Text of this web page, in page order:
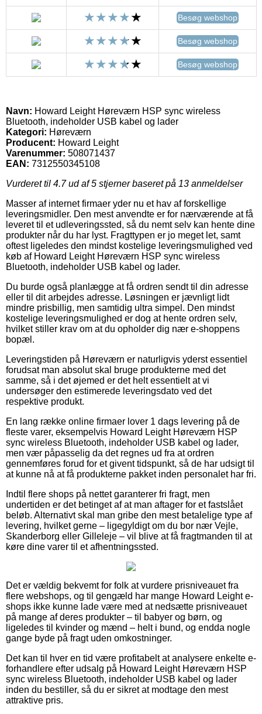
Besøg webshop
Besøg webshop
Besøg webshop
Navn: Howard Leight Høreværn HSP sync wireless
Bluetooth, indeholder USB kabel og lader
Kategori: Høreværn
Producent: Howard Leight
Varenummer: 508071437
EAN: 7312550345108
Vurderet til 4.7ud af 5 stjerner baseret på 13 anmeldelser
Masser af internet firmaer yder nu et hav af forskellige
leveringsmidler. Den mest anvendte er for nærværende at få
leveret til et udleveringssted, så du nemt selv kan hente dine
produkter når du har lyst. Fragttypen er jo meget let, samt
oftest ligeledes den mindst kostelige leveringsmulighed ved
køb af Howard Leight Høreværn HSP sync wireless
Bluetooth, indeholder USB kabel og lader.
Du burde også planlægge at få ordren sendt til din adresse
eller til dit arbejdes adresse. Løsningen er jævnligt lidt
mindre prisbillig, men samtidig ultra simpel. Den mindst
kostelige leveringsmulighed er dog at hente ordren selv,
hvilket stiller krav om at du opholder dig nær e-shoppens
bopæl.
Leveringstiden på Høreværn er naturligvis yderst essentiel
forudsat man absolut skal bruge produkterne med det
samme, så i det øjemed er det helt essentielt at vi
undersøger den estimerede leveringsdato ved det
respektive produkt.
En lang række online firmaer lover 1 dags levering på de
fleste varer, eksempelvis Howard Leight Høreværn HSP
sync wireless Bluetooth, indeholder USB kabel og lader,
men vær påpasselig da det regnes ud fra at ordren
gennemføres forud for et givent tidspunkt, så de har udsigt til
at kunne nå at få produkterne pakket inden personalet har fri.
Indtil flere shops på nettet garanterer fri fragt, men
undertiden er det betinget af at man aftager for et fastslået
beløb. Alternativt skal man gribe den mest betalelige type af
levering, hvilket gerne – ligegyldigt om du bor nær Vejle,
Skanderborg eller Gilleleje – vil blive at få fragtmanden til at
køre dine varer til et afhentningssted.
Det er vældig bekvemt for folk at vurdere prisniveauet fra
flere webshops, og til gengæld har mange Howard Leight e-
shops ikke kunne lade være med at nedsætte prisniveauet
på mange af deres produkter – til babyer og børn, og
ligeledes til kvinder og mænd – helt i bund, og endda nogle
gange byde på fragt uden omkostninger.
Det kan til hver en tid være profitabelt at analysere enkelte e-
forhandlere efter udsalg på Howard Leight Høreværn HSP
sync wireless Bluetooth, indeholder USB kabel og lader
inden du bestiller, så du er sikret at modtage den mest
attraktive pris.